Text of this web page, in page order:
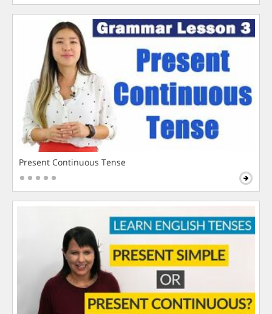
Present Continuous Tense